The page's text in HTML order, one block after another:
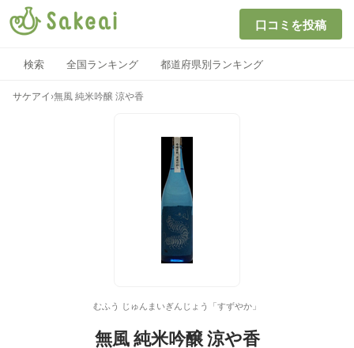
口コミを投稿
検索 全国ランキング 都道府県別ランキング
サケアイ ›無風 純米吟醸 涼や香
むふう じゅんまいぎんじょう「すずやか」
無風 純米吟醸 涼や香